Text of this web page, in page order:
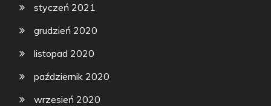
styczeń 2021
grudzień 2020
listopad 2020
październik 2020
wrzesień 2020